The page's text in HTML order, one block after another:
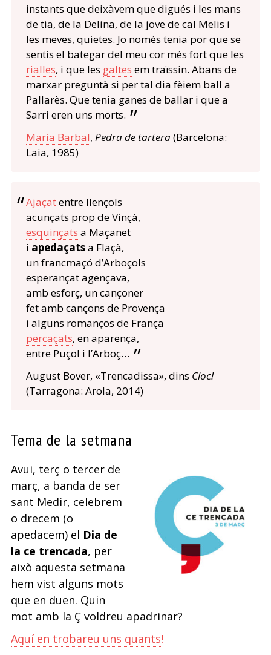
instants que deixàvem que digués i les mans
de tia, de la Delina, de la jove de cal Melis i
les meves, quietes. Jo només tenia por que se
sentís el bategar del meu cor més fort que les
rialles, i que les galtes em traïssin. Abans de
marxar preguntà si per tal dia fèiem ball a
Pallarès. Que tenia ganes de ballar i que a
Sarri eren uns morts.
Maria Barbal, Pedra de tartera(Barcelona:
Laia, 1985)
Ajaçatentre llençols
acunçats prop de Vinçà,
esquinçats a Maçanet
i apedaçatsa Flaçà,
un francmaçó d’Arboçols
esperançat agençava,
amb esforç, un cançoner
fet amb cançons de Provença
i alguns romanços de França
percaçats, en aparença,
entre Puçol i l’Arboç…
August Bover, «Trencadissa», dins Cloc!
(Tarragona: Arola, 2014)
Tema de la setmana
Avui, terç o tercer de
març, a banda de ser
sant Medir, celebrem
o drecem (o
apedacem) el Dia de
la ce trencada, per
això aquesta setmana
hem vist alguns mots
que en duen. Quin
mot amb la Ç voldreu apadrinar?
Aquí en trobareu uns quants!